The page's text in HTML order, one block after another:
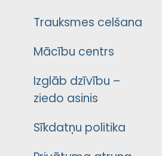
Trauksmes celšana
Mācību centrs
Izglāb dzīvību –
ziedo asinis
Sīkdatņu politika